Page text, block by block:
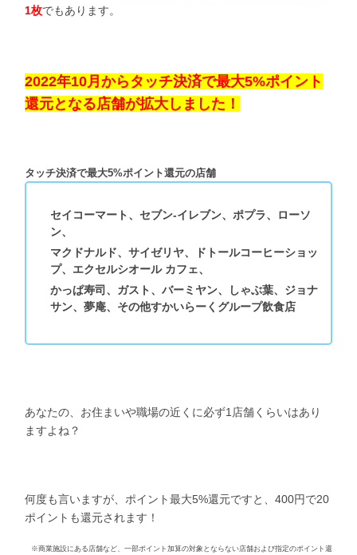
1枚でもあります。
2022年10月からタッチ決済で最大5%ポイント
還元となる店舗が拡大しました！
タッチ決済で最大5%ポイント還元の店舗
セイコーマート、セブン-イレブン、ポプラ、ローソ
ン、
マクドナルド、サイゼリヤ、ドトールコーヒーショッ
プ、エクセルシオール カフェ、
かっぱ寿司、ガスト、バーミヤン、しゃぶ葉、ジョナ
サン、夢庵、その他すかいらーくグループ飲食店
あなたの、お住まいや職場の近くに必ず1店舗くらいはあり
ますよね？
何度も言いますが、ポイント最大5%還元ですと、400円で20
ポイントも還元されます！
※商業施設にある店舗など、一部ポイント加算の対象とならない店舗および指定のポイント還